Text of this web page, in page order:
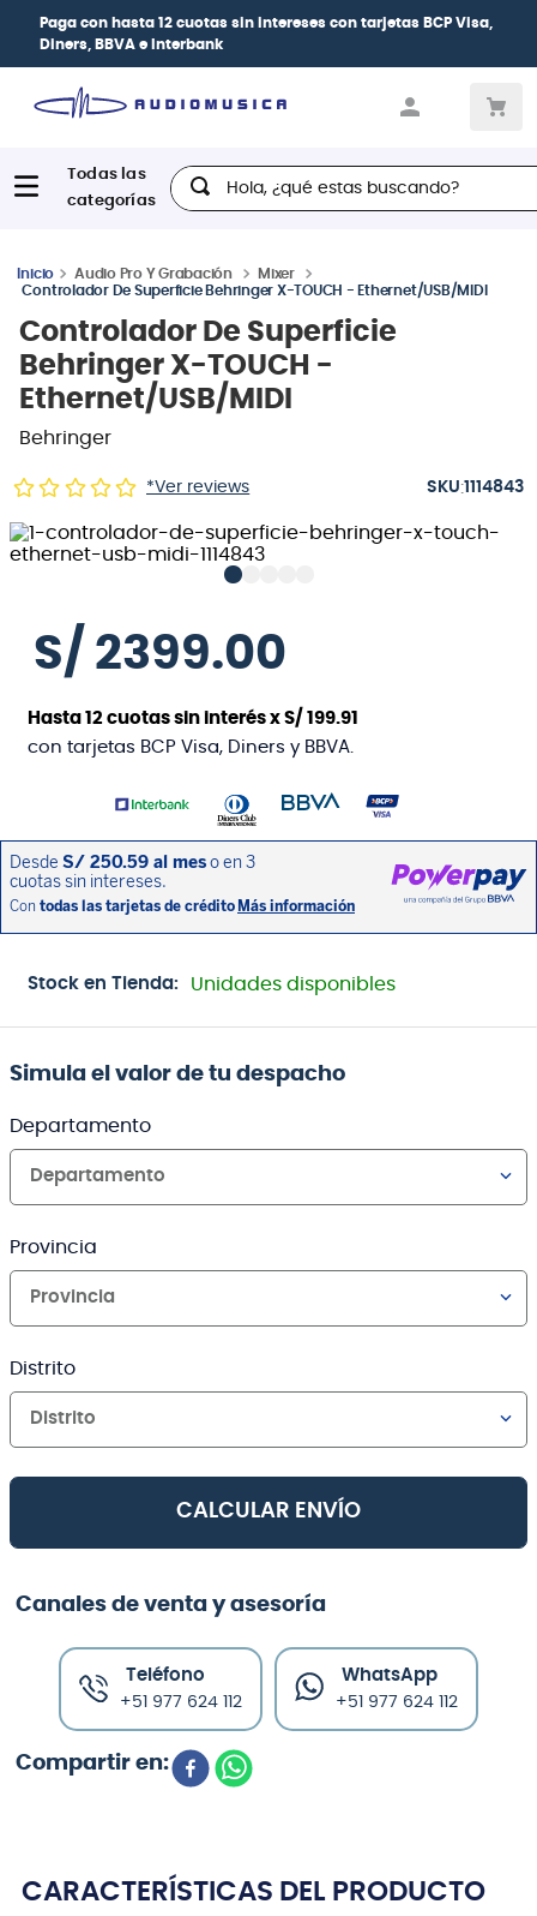
| Paga en cuotasdesde 0% de interéscon todas
las tarjetas de crédito
Hola, ¿qué estas buscando?
Audio Pro Y Grabación
Mixer
Controlador De Superficie Behringer X-TOUCH - Ethernet/USB/MIDI
Controlador De Superficie
Behringer X-TOUCH -
Ethernet/USB/MIDI
Behringer
*Ver reviews :1114843
S/ 2399.00
Hasta12 cuotas sin interés xS/ 199.91
con tarjetas BCP Visa, Diners y BBVA.
Stock en Tienda: Unidades disponibles
Simula el valor de tu despacho
Departamento
Departamento
Provincia
Provincia
Distrito
Distrito
CALCULAR ENVÍO
Canales de venta y asesoría
Teléfono
+51 977 624 112
WhatsApp
+51 977 624 112
CARACTERÍSTICAS DEL PRODUCTO